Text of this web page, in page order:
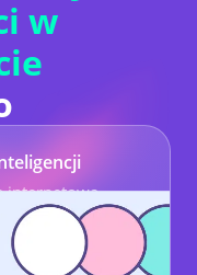
w
internetową
klientów.